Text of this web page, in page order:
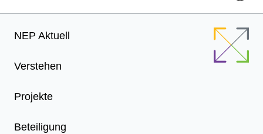
Footer
NEP Aktuell
Verstehen
Projekte
Beteiligung